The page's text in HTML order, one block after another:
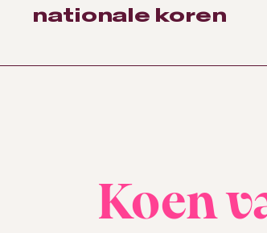
nationale koren
Koen